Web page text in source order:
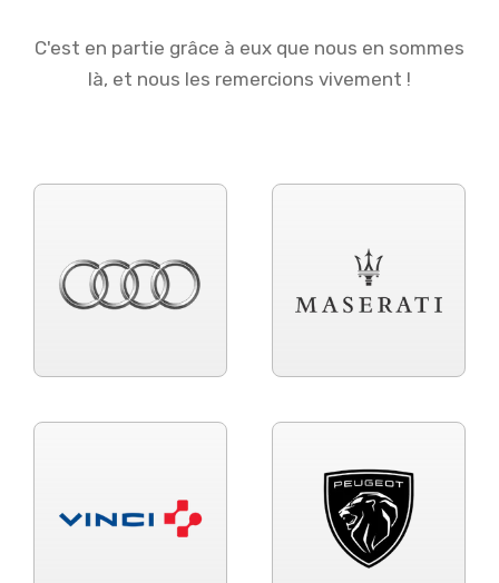
C'est en partie grâce à eux que nous en sommes
là, et nous les remercions vivement !